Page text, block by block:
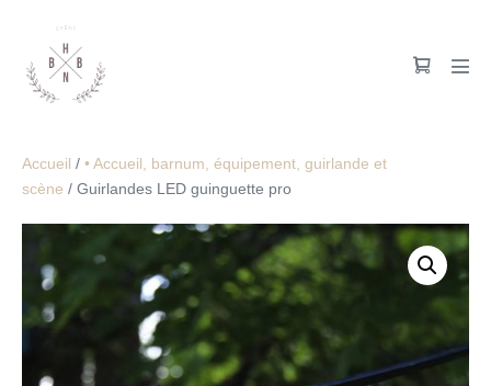
Accueil / • Accueil, barnum, équipement, guirlande et
scène / Guirlandes LED guinguette pro